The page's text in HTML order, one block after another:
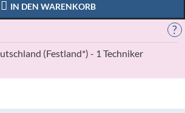
IN DEN WARENKORB
?
(Festland*) - 1 Techniker